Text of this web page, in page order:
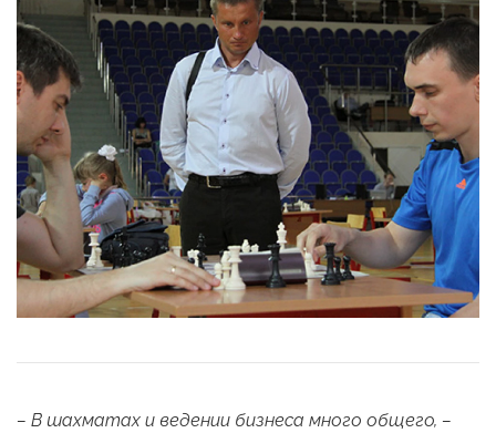
– В шахматах и ведении бизнеса много общего, –